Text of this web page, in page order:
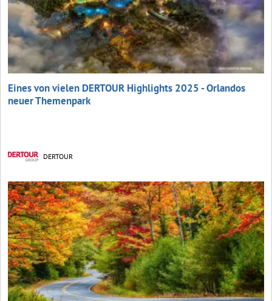
Eines von vielen DERTOUR Highlights 2025 - Orlandos
neuer Themenpark
DERTOUR